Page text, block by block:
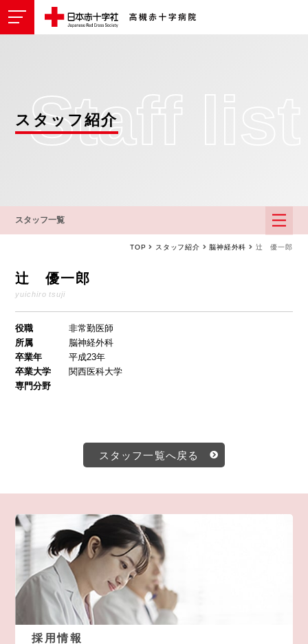
スタッフ紹介Staff list
スタッフ一覧
TOP スタッフ紹介 脳神経外科 辻 優一郎
辻 優一郎
yuichiro tsuji
役職
非常勤医師
所属
脳神経外科
卒業年
平成23年
卒業大学
関西医科大学
専門分野
スタッフ一覧へ戻る
採用情報